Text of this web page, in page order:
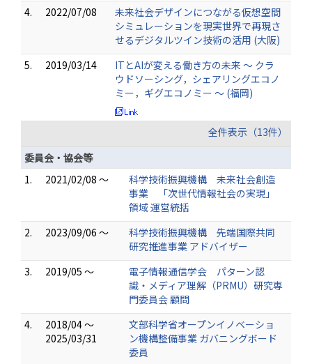
4.
2022/07/08
未来社会デザインにつながる仮想空間
シミュレーションを現実世界で再現さ
せるデジタルツイン技術の活用 (大阪)
5.
2019/03/14
ITとAIが変える働き方の未来 〜 クラ
ウドソーシング，シェアリングエコノ
ミー，ギグエコノミー 〜 (福岡)
全件表示（13件）
委員会・協会等
1.
2021/02/08 ～
科学技術振興機構 未来社会創造
事業 「次世代情報社会の実現」
領域 運営統括
2.
2023/09/06 ～
科学技術振興機構 先端国際共同
研究推進事業 アドバイザー
3.
2019/05 ～
電子情報通信学会 パターン認
識・メディア理解（PRMU）研究専
門委員会 顧問
4.
2018/04 ～
2025/03/31
文部科学省オープンイノベーショ
ン機構整備事業 ガバニングボード
委員